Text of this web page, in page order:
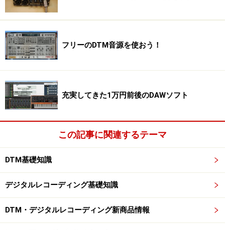
フリーのDTM音源を使おう！
充実してきた1万円前後のDAWソフト
この記事に関連するテーマ
DTM基礎知識
デジタルレコーディング基礎知識
DTM・デジタルレコーディング新商品情報